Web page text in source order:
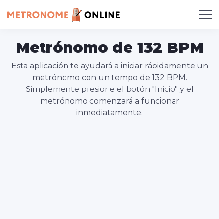
Metrónomo de 132 BPM
Esta aplicación te ayudará a iniciar rápidamente un
metrónomo con un tempo de 132 BPM.
Simplemente presione el botón "Inicio" y el
metrónomo comenzará a funcionar
inmediatamente.